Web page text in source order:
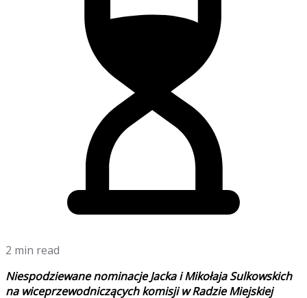
2 min read
Niespodziewane nominacje Jacka i Mikołaja Sulkowskich
na wiceprzewodniczących komisji w Radzie Miejskiej